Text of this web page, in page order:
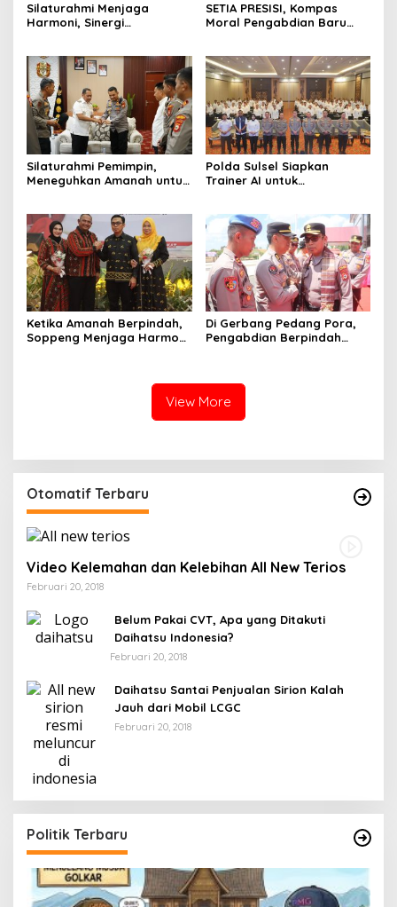
Silaturahmi Menjaga
Harmoni, Sinergi
SETIA PRESISI, Kompas
Moral Pengabdian Baru
Silaturahmi Pemimpin,
Meneguhkan Amanah untuk
Polda Sulsel Siapkan
Trainer AI untuk
Ketika Amanah Berpindah,
Soppeng Menjaga Harmoni
Di Gerbang Pedang Pora,
Pengabdian Berpindah
View More
Otomatif Terbaru
Video Kelemahan dan Kelebihan All New Terios
Februari 20, 2018
Belum Pakai CVT, Apa yang Ditakuti
Daihatsu Indonesia?
Februari 20, 2018
Daihatsu Santai Penjualan Sirion Kalah
Jauh dari Mobil LCGC
Februari 20, 2018
Politik Terbaru